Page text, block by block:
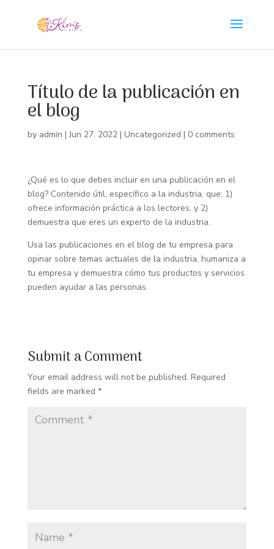
Título de la publicación en
el blog
by admin |Jun 27, 2022| Uncategorized | 0 comments
¿Qué es lo que debes incluir en una publicación en el
blog? Contenido útil, específico a la industria, que: 1)
ofrece información práctica a los lectores, y 2)
demuestra que eres un experto de la industria.
Usa las publicaciones en el blog de tu empresa para
opinar sobre temas actuales de la industria, humaniza a
tu empresa y demuestra cómo tus productos y servicios
pueden ayudar a las personas.
Submit a Comment
Your email address will not be published. Required
fields are marked *